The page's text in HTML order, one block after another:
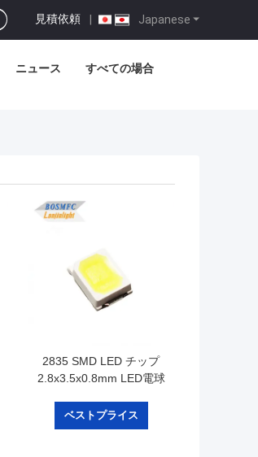
Japanese
見積依頼 |
ニュース すべての場合
2835 SMD LED チップ
2.8x3.5x0.8mm LED電球
ワイトライト
ベストプライス